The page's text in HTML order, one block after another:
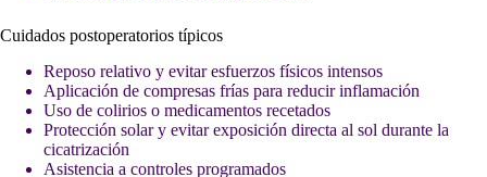
Cuidados postoperatorios típicos
Reposo relativo y evitar esfuerzos físicos intensos
Aplicación de compresas frías para reducir inflamación
Uso de colirios o medicamentos recetados
Protección solar y evitar exposición directa al sol durante la
cicatrización
Asistencia a controles programados